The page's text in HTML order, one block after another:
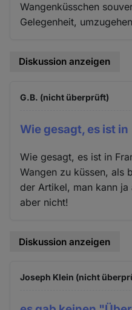
Wangenküsschen
Gelegenheit,
Diskussion anzeigen
G.B. (nicht überprüft)
Wie gesagt, es ist in
Wie gesagt, es ist in
Wangen zu küssen, als
der Artikel, man kann
aber nicht!
Diskussion anzeigen
Joseph Klein (nicht